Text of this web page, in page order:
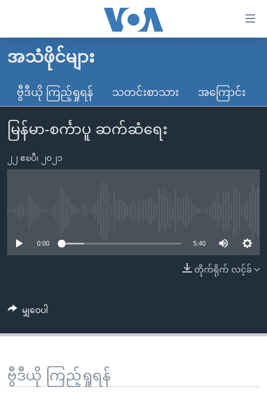
လွယ်ကူ
သည့်
Link
များ
ပင်မ
ပင်မ
စာမျက်နှာ
ကျော်
ရန်
ရှာဖွေ
မူလစာမျက်နှာ
မြန်မာ
ကမ္ဘာ့သတင်းများ
နိုင်ငံတကာ
တရုတ်
ဗွီဒီယို
ရပ်ဝန်းတခု လမ်းတခု အလွန်
ရုပ်ရှင်ထဲက အင်္ဂလိပ်စာ
တီဗွီ
ရေဒီယို/တီဗွီအစီအစဉ်
ဗွီအိုအေ လူမှုကွန်ယက်များ
ဘာသာစကားများ
အသံဖိုင်များ
ဗွီဒီယို ကြည့်ရှုရန် သတင်းစာသား အကြောင်း
မြန်မာ-စင်္ကာပူ ဆက်ဆံရေး
၂၂ ဧၿပီ၊ ၂၀၂၁
0:00 5:40
တိုက်ရိုက် လင့်ခ်
မျှဝေပါ
ဗွီဒီယို ကြည့်ရှုရန်